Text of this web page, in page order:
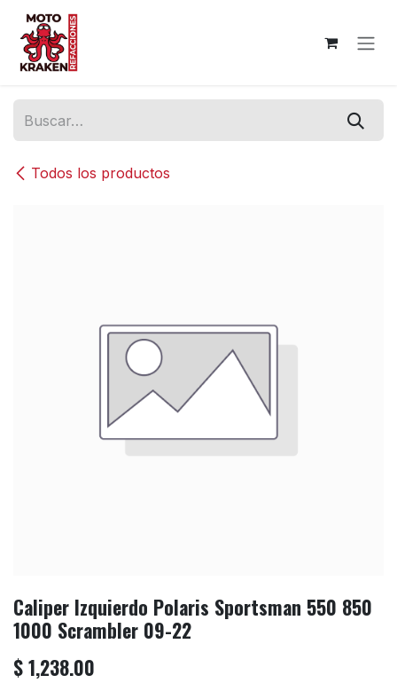
Ir al contenido
Todos los productos
Caliper Izquierdo Polaris Sportsman 550 850
1000 Scrambler 09-22
$1,238.00